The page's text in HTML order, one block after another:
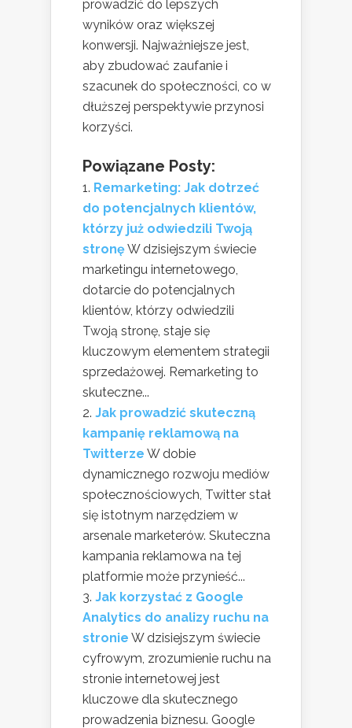
prowadzić do lepszych
wyników oraz większej
konwersji. Najważniejsze jest,
aby zbudować zaufanie i
szacunek do społeczności, co w
dłuższej perspektywie przynosi
korzyści.
Powiązane Posty:
Remarketing: Jak dotrzeć
do potencjalnych klientów,
którzy już odwiedzili Twoją
stronęW dzisiejszym świecie
marketingu internetowego,
dotarcie do potencjalnych
klientów, którzy odwiedzili
Twoją stronę, staje się
kluczowym elementem strategii
sprzedażowej. Remarketing to
skuteczne...
Jak prowadzić skuteczną
kampanię reklamową na
Twitterze W dobie
dynamicznego rozwoju mediów
społecznościowych, Twitter stał
się istotnym narzędziem w
arsenale marketerów. Skuteczna
kampania reklamowa na tej
platformie może przynieść...
Jak korzystać z Google
Analytics do analizy ruchu na
stronie W dzisiejszym świecie
cyfrowym, zrozumienie ruchu na
stronie internetowej jest
kluczowe dla skutecznego
prowadzenia biznesu. Google